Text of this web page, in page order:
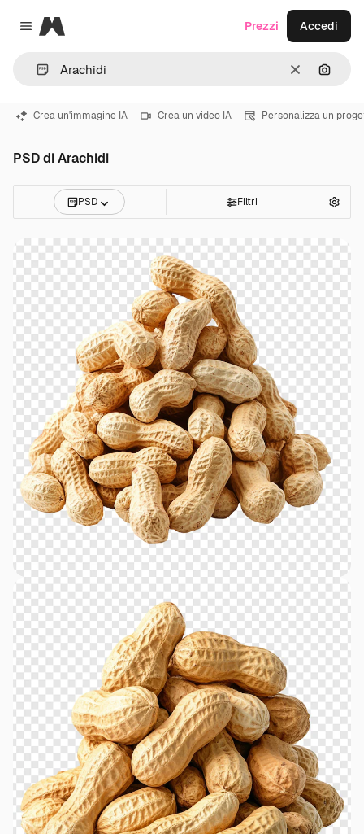
Close menu
Magnific
CancellaCerca
Prezzi Accedi
Crea un'immagine IA Crea un video IA Personalizza un
PSD di Arachidi
PSD Filtri